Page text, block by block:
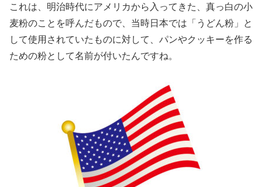
これは、明治時代にアメリカから入ってきた、真っ白の小
麦粉のことを呼んだもので、当時日本では「うどん粉」と
して使用されていたものに対して、パンやクッキーを作る
ための粉として名前が付いたんですね。